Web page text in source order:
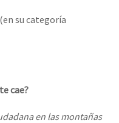
de Resistencia y
su categoría
cae?
en las montañas